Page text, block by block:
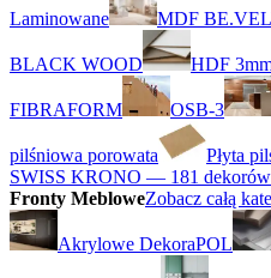
Laminowane MDF
BLACK WOOD HDF
FIBRAFORM OSB-3
pilśniowa porowata
Płyta
SWISS KRONO — 181 dekorów
Fronty MebloweZobacz całą
Akrylowe DekoraPOL